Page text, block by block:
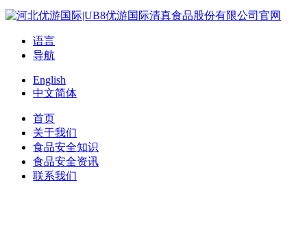
语言
导航
English
中文简体
首页
关于我们
食品安全知识
食品安全资讯
联系我们